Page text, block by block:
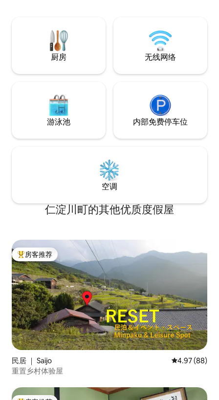
项服务。 提供电热板，请使用。
然的建仁寺竹栅栏
到翻修和焕新（目
是一栋老房子，几
放。我们正在仓库
以水为中心的翻新工作。 ■
芦、驱鹿器和踏脚
鲤、金鱼、青鳉、
生鸟类的栖息地。 ■ Chick-in休息室（咖
啡厅/酒吧空间）
楼一楼品尝正宗
厨房 无线网络
游泳池 内部免费停车位
空调
仁淀川町的其他优质度假屋
热门「房客推荐」
房客推荐
民居 ｜ Saijo 平均评分 4.97
4.97 (88)
重置乡村体验屋